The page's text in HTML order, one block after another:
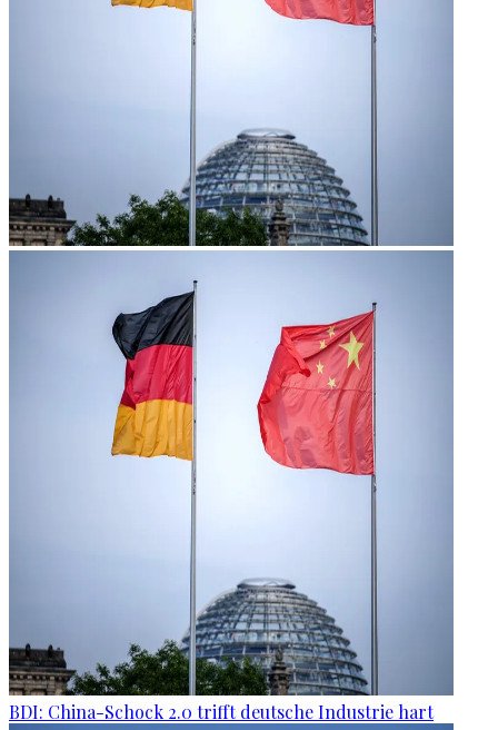
BDI: China-Schock 2.0 trifft deutsche Industrie hart